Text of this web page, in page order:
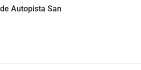
Autopista San